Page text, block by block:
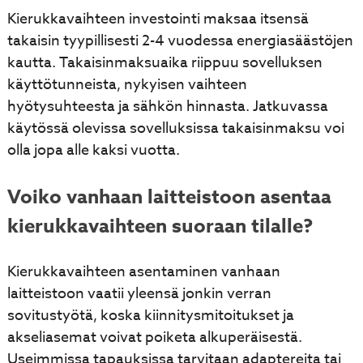
Kierukkavaihteen investointi maksaa itsensä
takaisin tyypillisesti 2-4 vuodessa energiasäästöjen
kautta. Takaisinmaksuaika riippuu sovelluksen
käyttötunneista, nykyisen vaihteen
hyötysuhteesta ja sähkön hinnasta. Jatkuvassa
käytössä olevissa sovelluksissa takaisinmaksu voi
olla jopa alle kaksi vuotta.
Voiko vanhaan laitteistoon asentaa
kierukkavaihteen suoraan tilalle?
Kierukkavaihteen asentaminen vanhaan
laitteistoon vaatii yleensä jonkin verran
sovitustyötä, koska kiinnitysmitoitukset ja
akseliasemat voivat poiketa alkuperäisestä.